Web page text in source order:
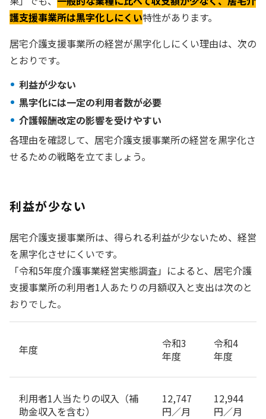
護支援事業所は黒字化しにくい特性があります。
居宅介護支援事業所の経営が黒字化しにくい理由は、次の
とおりです。
利益が少ない
黒字化には一定の利用者数が必要
介護報酬改定の影響を受けやすい
各理由を確認して、居宅介護支援事業所の経営を黒字化さ
せるための戦略を立てましょう。
利益が少ない
居宅介護支援事業所は、得られる利益が少ないため、経営
を黒字化させにくいです。
「令和5年度介護事業経営実態調査」によると、居宅介護
支援事業所の利用者1人あたりの月額収入と支出は次のと
おりでした。
年度
令和3
年度
令和4
年度
利用者1人当たりの収入（補
助金収入を含む）
12,747
円／月
12,944
円／月